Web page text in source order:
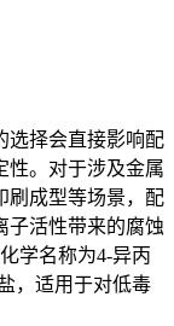
选择会直接影响配
性。对于涉及金属
刷成型等场景，配
子活性带来的腐蚀
学名称为4-异丙
，适用于对低毒